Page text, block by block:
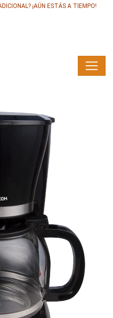
¡AÚN ESTÁS A TIEMPO!